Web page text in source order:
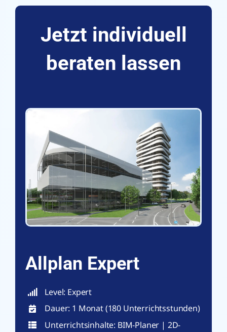
Jetzt individuell
beraten lassen
Allplan Expert
Level: Expert
Dauer: 1 Monat (180 Unterrichtsstunden)
Unterrichtsinhalte: BIM-Planer | 2D-